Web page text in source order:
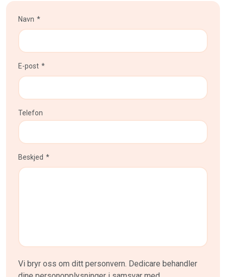
Navn
E-post
Telefon
Beskjed
Vi bryr oss om ditt personvern. Dedicare behandler